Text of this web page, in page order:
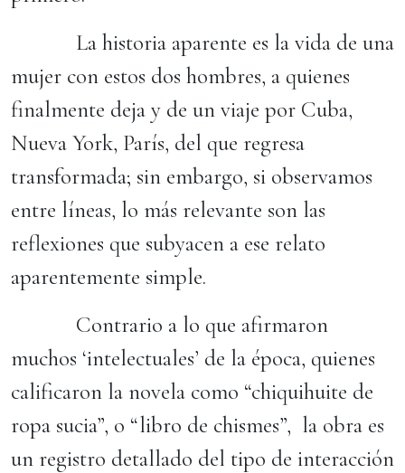
La historia aparente es la vida de una
mujer con estos dos hombres, a quienes
finalmente deja y de un viaje por Cuba,
Nueva York, París, del que regresa
transformada; sin embargo, si observamos
entre líneas, lo más relevante son las
reflexiones que subyacen a ese relato
aparentemente simple.
Contrario a lo que afirmaron
muchos ‘intelectuales’ de la época, quienes
calificaron la novela como “chiquihuite de
ropa sucia”, o “libro de chismes”, la obra es
un registro detallado del tipo de interacción